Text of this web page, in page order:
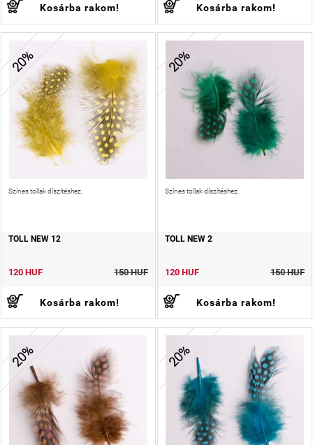
Kosárba rakom! Kosárba rakom!
20%
Színes tollak díszítéshez.
TOLL NEW 12
120 HUF 150 HUF
Kosárba rakom!
20%
Színes tollak díszítéshez.
TOLL NEW 2
120 HUF 150 HUF
Kosárba rakom!
20% 20%